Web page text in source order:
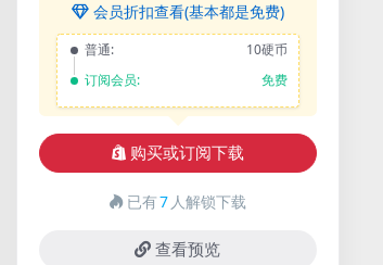
会员折扣查看(基本都是免费)
普通:
10硬币
订阅会员:
免费
购买或订阅下载
已有7 人解锁下载
查看预览